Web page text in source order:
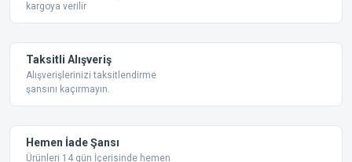
kargoya verilir
Taksitli Alışveriş
Alışverişlerinizi taksitlendirme
şansını kaçırmayın.
Hemen İade Şansı
Ürünleri 14 gün İçerisinde hemen